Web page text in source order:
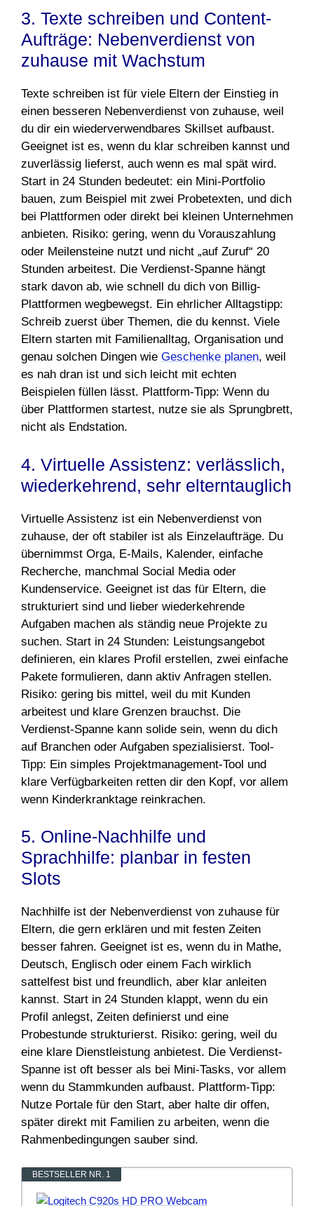
3. Texte schreiben und Content-
Aufträge: Nebenverdienst von
zuhause mit Wachstum
Texte schreiben ist für viele Eltern der Einstieg in
einen besseren Nebenverdienst von zuhause, weil
du dir ein wiederverwendbares Skillset aufbaust.
Geeignet ist es, wenn du klar schreiben kannst und
zuverlässig lieferst, auch wenn es mal spät wird.
Start in 24 Stunden bedeutet: ein Mini-Portfolio
bauen, zum Beispiel mit zwei Probetexten, und dich
bei Plattformen oder direkt bei kleinen Unternehmen
anbieten. Risiko: gering, wenn du Vorauszahlung
oder Meilensteine nutzt und nicht „auf Zuruf“ 20
Stunden arbeitest. Die Verdienst-Spanne hängt
stark davon ab, wie schnell du dich von Billig-
Plattformen wegbewegst. Ein ehrlicher Alltagstipp:
Schreib zuerst über Themen, die du kennst. Viele
Eltern starten mit Familienalltag, Organisation und
genau solchen Dingen wie Geschenke planen, weil
es nah dran ist und sich leicht mit echten
Beispielen füllen lässt. Plattform-Tipp: Wenn du
über Plattformen startest, nutze sie als Sprungbrett,
nicht als Endstation.
4. Virtuelle Assistenz: verlässlich,
wiederkehrend, sehr elterntauglich
Virtuelle Assistenz ist ein Nebenverdienst von
zuhause, der oft stabiler ist als Einzelaufträge. Du
übernimmst Orga, E-Mails, Kalender, einfache
Recherche, manchmal Social Media oder
Kundenservice. Geeignet ist das für Eltern, die
strukturiert sind und lieber wiederkehrende
Aufgaben machen als ständig neue Projekte zu
suchen. Start in 24 Stunden: Leistungsangebot
definieren, ein klares Profil erstellen, zwei einfache
Pakete formulieren, dann aktiv Anfragen stellen.
Risiko: gering bis mittel, weil du mit Kunden
arbeitest und klare Grenzen brauchst. Die
Verdienst-Spanne kann solide sein, wenn du dich
auf Branchen oder Aufgaben spezialisierst. Tool-
Tipp: Ein simples Projektmanagement-Tool und
klare Verfügbarkeiten retten dir den Kopf, vor allem
wenn Kinderkranktage reinkrachen.
5. Online-Nachhilfe und
Sprachhilfe: planbar in festen
Slots
Nachhilfe ist der Nebenverdienst von zuhause für
Eltern, die gern erklären und mit festen Zeiten
besser fahren. Geeignet ist es, wenn du in Mathe,
Deutsch, Englisch oder einem Fach wirklich
sattelfest bist und freundlich, aber klar anleiten
kannst. Start in 24 Stunden klappt, wenn du ein
Profil anlegst, Zeiten definierst und eine
Probestunde strukturierst. Risiko: gering, weil du
eine klare Dienstleistung anbietest. Die Verdienst-
Spanne ist oft besser als bei Mini-Tasks, vor allem
wenn du Stammkunden aufbaust. Plattform-Tipp:
Nutze Portale für den Start, aber halte dir offen,
später direkt mit Familien zu arbeiten, wenn die
Rahmenbedingungen sauber sind.
BESTSELLER NR. 1